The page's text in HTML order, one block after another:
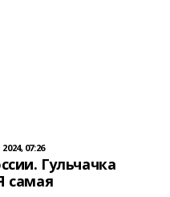
07:26
Гульчачка
самая